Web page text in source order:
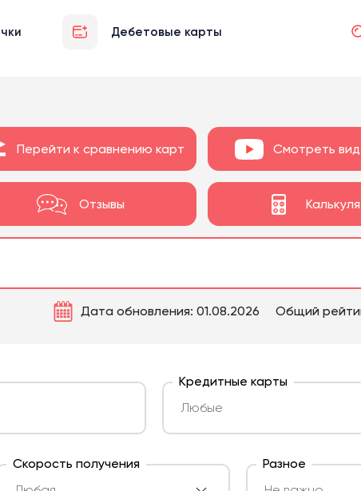
Дебетовые карты
Перейти к сравнению карт Смотреть
Отзывы
Дата обновления: 01.08.2026 Общий
Кредитные карты
Скорость получения Разное